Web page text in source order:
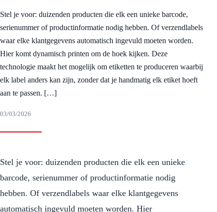
Stel je voor: duizenden producten die elk een unieke barcode,
serienummer of productinformatie nodig hebben. Of verzendlabels
waar elke klantgegevens automatisch ingevuld moeten worden.
Hier komt dynamisch printen om de hoek kijken. Deze
technologie maakt het mogelijk om etiketten te produceren waarbij
elk label anders kan zijn, zonder dat je handmatig elk etiket hoeft
aan te passen. […]
03/03/2026
Stel je voor: duizenden producten die elk een unieke
barcode, serienummer of productinformatie nodig
hebben. Of verzendlabels waar elke klantgegevens
automatisch ingevuld moeten worden. Hier